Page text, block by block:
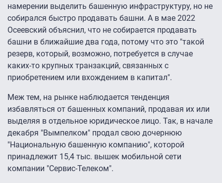
намерении выделить башенную инфраструктуру, но не
собирался быстро продавать башни. А в мае 2022
Осеевский объяснил, что не собирается продавать
башни в ближайшие два года, потому что это "такой
резерв, который, возможно, потребуется в случае
каких-то крупных транзакций, связанных с
приобретением или вхождением в капитал".
Меж тем, на рынке наблюдается тенденция
избавляться от башенных компаний, продавая их или
выделяя в отдельное юридическое лицо. Так, в начале
декабря "Вымпелком" продал свою дочернюю
"Национальную башенную компанию", которой
принадлежит 15,4 тыс. вышек мобильной сети
компании "Сервис-Телеком".